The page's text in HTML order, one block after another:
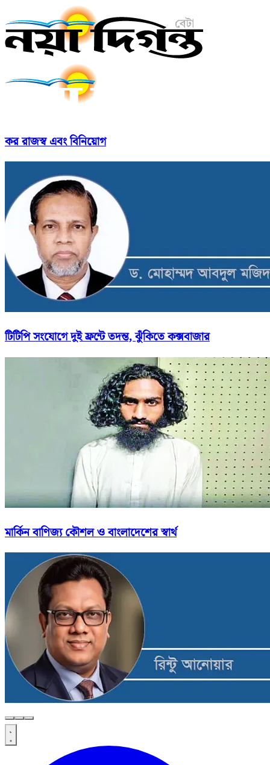
কর রাজস্ব এবং বিনিয়োগ
টিটিপি সংযোগে দুই ফ্রন্টে তদন্ত, ঝুঁকিতে কক্সবাজার
মার্কিন বাণিজ্য কৌশল ও বাংলাদেশের স্বার্থ